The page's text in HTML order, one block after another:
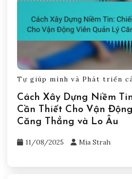
Related Posts
Tự giúp mình và Phát triển